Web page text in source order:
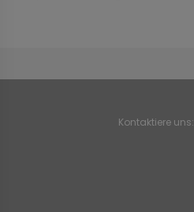
Kontaktiere uns: